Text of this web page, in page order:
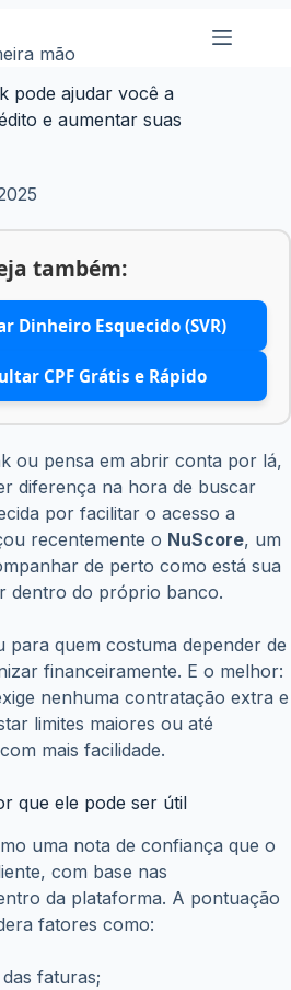
mão
pode ajudar você a
e aumentar suas
também:
Dinheiro Esquecido (SVR)
CPF Grátis e Rápido
ou pensa em abrir conta por lá,
diferença na hora de buscar
por facilitar o acesso a
recentemente o NuScore, um
de perto como está sua
dentro do próprio banco.
para quem costuma depender de
financeiramente. E o melhor:
nenhuma contratação extra e
limites maiores ou até
mais facilidade.
que ele pode ser útil
uma nota de confiança que o
com base nas
da plataforma. A pontuação
fatores como:
faturas;